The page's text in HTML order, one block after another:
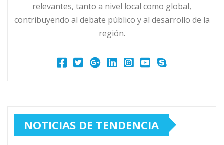
relevantes, tanto a nivel local como global,
contribuyendo al debate público y al desarrollo de la
región.
NOTICIAS DE TENDENCIA